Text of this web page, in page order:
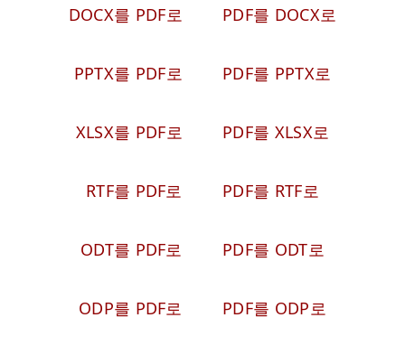
DOCX를 PDF로 PDF를 DOCX로
PPTX를 PDF로 PDF를 PPTX로
XLSX를 PDF로 PDF를 XLSX로
RTF를 PDF로 PDF를 RTF로
ODT를 PDF로 PDF를 ODT로
ODP를 PDF로 PDF를 ODP로